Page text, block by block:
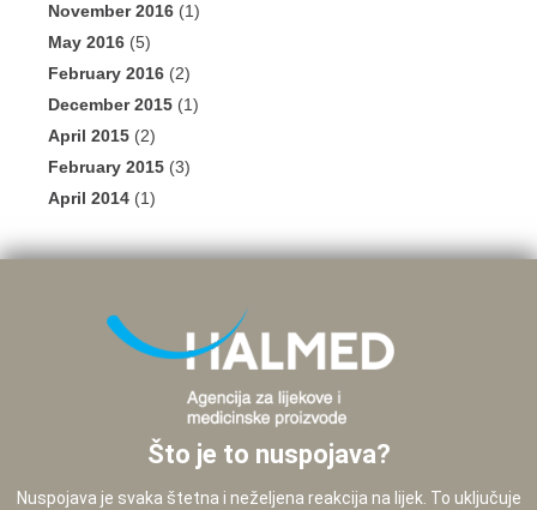
November 2016 (1)
May 2016 (5)
February 2016 (2)
December 2015 (1)
April 2015 (2)
February 2015 (3)
April 2014 (1)
Što je to nuspojava?
Nuspojava je svaka štetna i neželjena reakcija na lijek. To uključuje